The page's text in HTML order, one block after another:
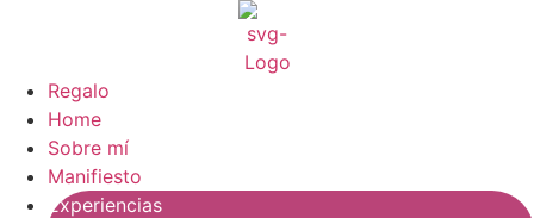
Regalo
Home
Sobre mí
Manifiesto
Experiencias